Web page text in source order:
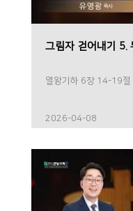
그림자 걷어내기 5.
열왕기하 6장 14-19절
2026-04-08